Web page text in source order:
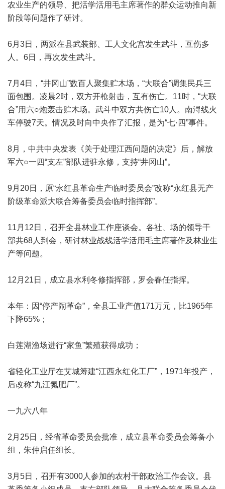
农业生产的领导、把活学活用毛主席著作的群众运动推向新
阶段等问题作了研讨。
6月3日，两派在县武装部、工人文化宫发生武斗，互伤多
人。6日，再次发生武斗。
7月4日，“井冈山”数百人聚集贮木场，“大联合”调集民兵三
面包围。凌晨2时，双方开枪射击，互有伤亡。11时，“大联
合”用六○炮轰击贮木场。武斗中双方共伤亡10人。南浔线火
车停驶7天。情况及时向中央作了汇报，是为“七·四”事件。
8月，中共中央发表《关于处理江西问题的决定》后，解放
军六○一四“支左”部队进驻永修，支持“井冈山”。
9月20日，原“永红县革命生产临时委员会”改称“永红县无产
阶级革命派大联合筹备委员会临时指挥部”。
11月12日，召开全县林业工作座谈会。各社、场的领导干
部共68人到会，研讨林业战线活学活用毛主席著作及林业生
产等问题。
12月21日，成立县水利冬修指挥部，罗会春任指挥。
本年：因“停产闹革命”，全县工业产值171万元，比1965年
下降65%；
白莲湖渔场进行“家鱼”繁殖获得成功；
省轻化工业厅在艾城筹建“江西永红化工厂”，1971年投产，
后改称“九江氮肥厂”。
一九六八年
2月25日，经省革命委员会批准，成立县革命委员会筹备小
组，朱仲启任组长。
3月5日，召开有3000人参加的农村干部政治工作会议。县